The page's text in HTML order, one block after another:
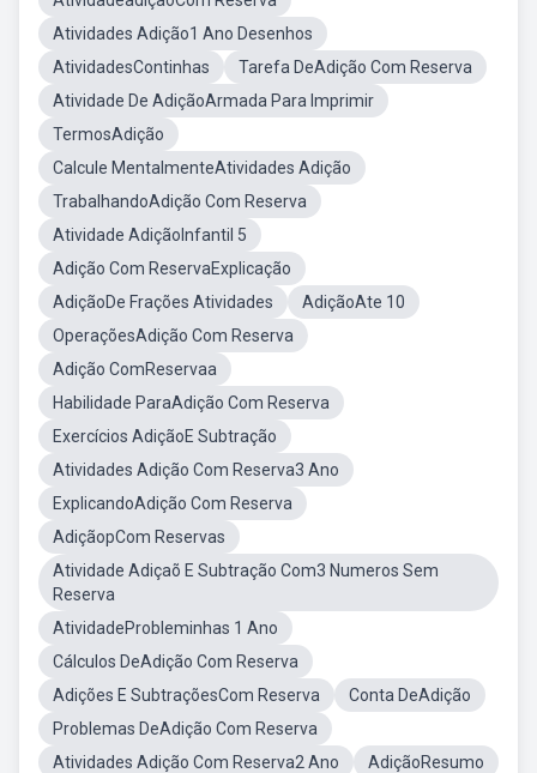
Atividades Adição1 Ano Desenhos
AtividadesContinhas
Tarefa DeAdição Com Reserva
Atividade De AdiçãoArmada Para Imprimir
TermosAdição
Calcule MentalmenteAtividades Adição
TrabalhandoAdição Com Reserva
Atividade AdiçãoInfantil 5
Adição Com ReservaExplicação
AdiçãoDe Frações Atividades
AdiçãoAte 10
OperaçõesAdição Com Reserva
Adição ComReservaa
Habilidade ParaAdição Com Reserva
Exercícios AdiçãoE Subtração
Atividades Adição Com Reserva3 Ano
ExplicandoAdição Com Reserva
AdiçãopCom Reservas
Atividade Adiçaõ E Subtração Com3 Numeros Sem
Reserva
AtividadeProbleminhas 1 Ano
Cálculos DeAdição Com Reserva
Adições E SubtraçõesCom Reserva
Conta DeAdição
Problemas DeAdição Com Reserva
Atividades Adição Com Reserva2 Ano
AdiçãoResumo